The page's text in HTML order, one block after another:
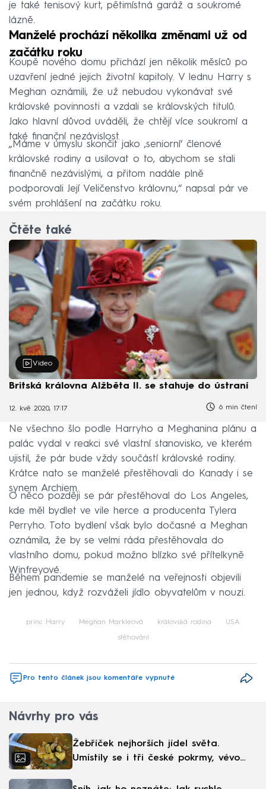
je také tenisový kurt, pětimístná garáž a soukromé
lázně.
Manželé prochází několika změnami už od
začátku roku
Koupě nového domu přichází jen několik měsíců po
uzavření jedné jejich životní kapitoly. V lednu Harry s
Meghan oznámili, že už nebudou vykonávat své
královské povinnosti a vzdali se královských titulů.
Jako hlavní důvod uváděli, že chtějí více soukromí a
také finanční nezávislost.
„Máme v úmyslu skončit jako ,seniorní‘ členové
královské rodiny a usilovat o to, abychom se stali
finančně nezávislými, a přitom nadále plně
podporovali Její Veličenstvo královnu,“ napsal pár ve
svém prohlášení na začátku roku.
Čtěte také
Video
Britská královna Alžběta II. se stahuje do ústraní
12. kvě 2020, 17:17 6 min čtení
Ne všechno šlo podle Harryho a Meghanina plánu a
palác vydal v reakci své vlastní stanovisko, ve kterém
ujistil, že pár bude vždy součástí královské rodiny.
Krátce nato se manželé přestěhovali do Kanady i se
synem Archiem.
O něco později se pár přestěhoval do Los Angeles,
kde měl bydlet ve vile herce a producenta Tylera
Perryho. Toto bydlení však bylo dočasné a Meghan
oznámila, že by se velmi ráda přestěhovala do
vlastního domu, pokud možno blízko své přítelkyně
Winfreyové.
Během pandemie se manželé na veřejnosti objevili
jen jednou, když rozváželi jídlo obyvatelům v nouzi.
princ Harry Meghan Markleová královská rodina USA
stěhování
Pro tento článek jsou komentáře vypnuté
Návrhy pro vás
Žebříček nejhorších jídel světa.
Umístily se i tři české pokrmy, vévodí